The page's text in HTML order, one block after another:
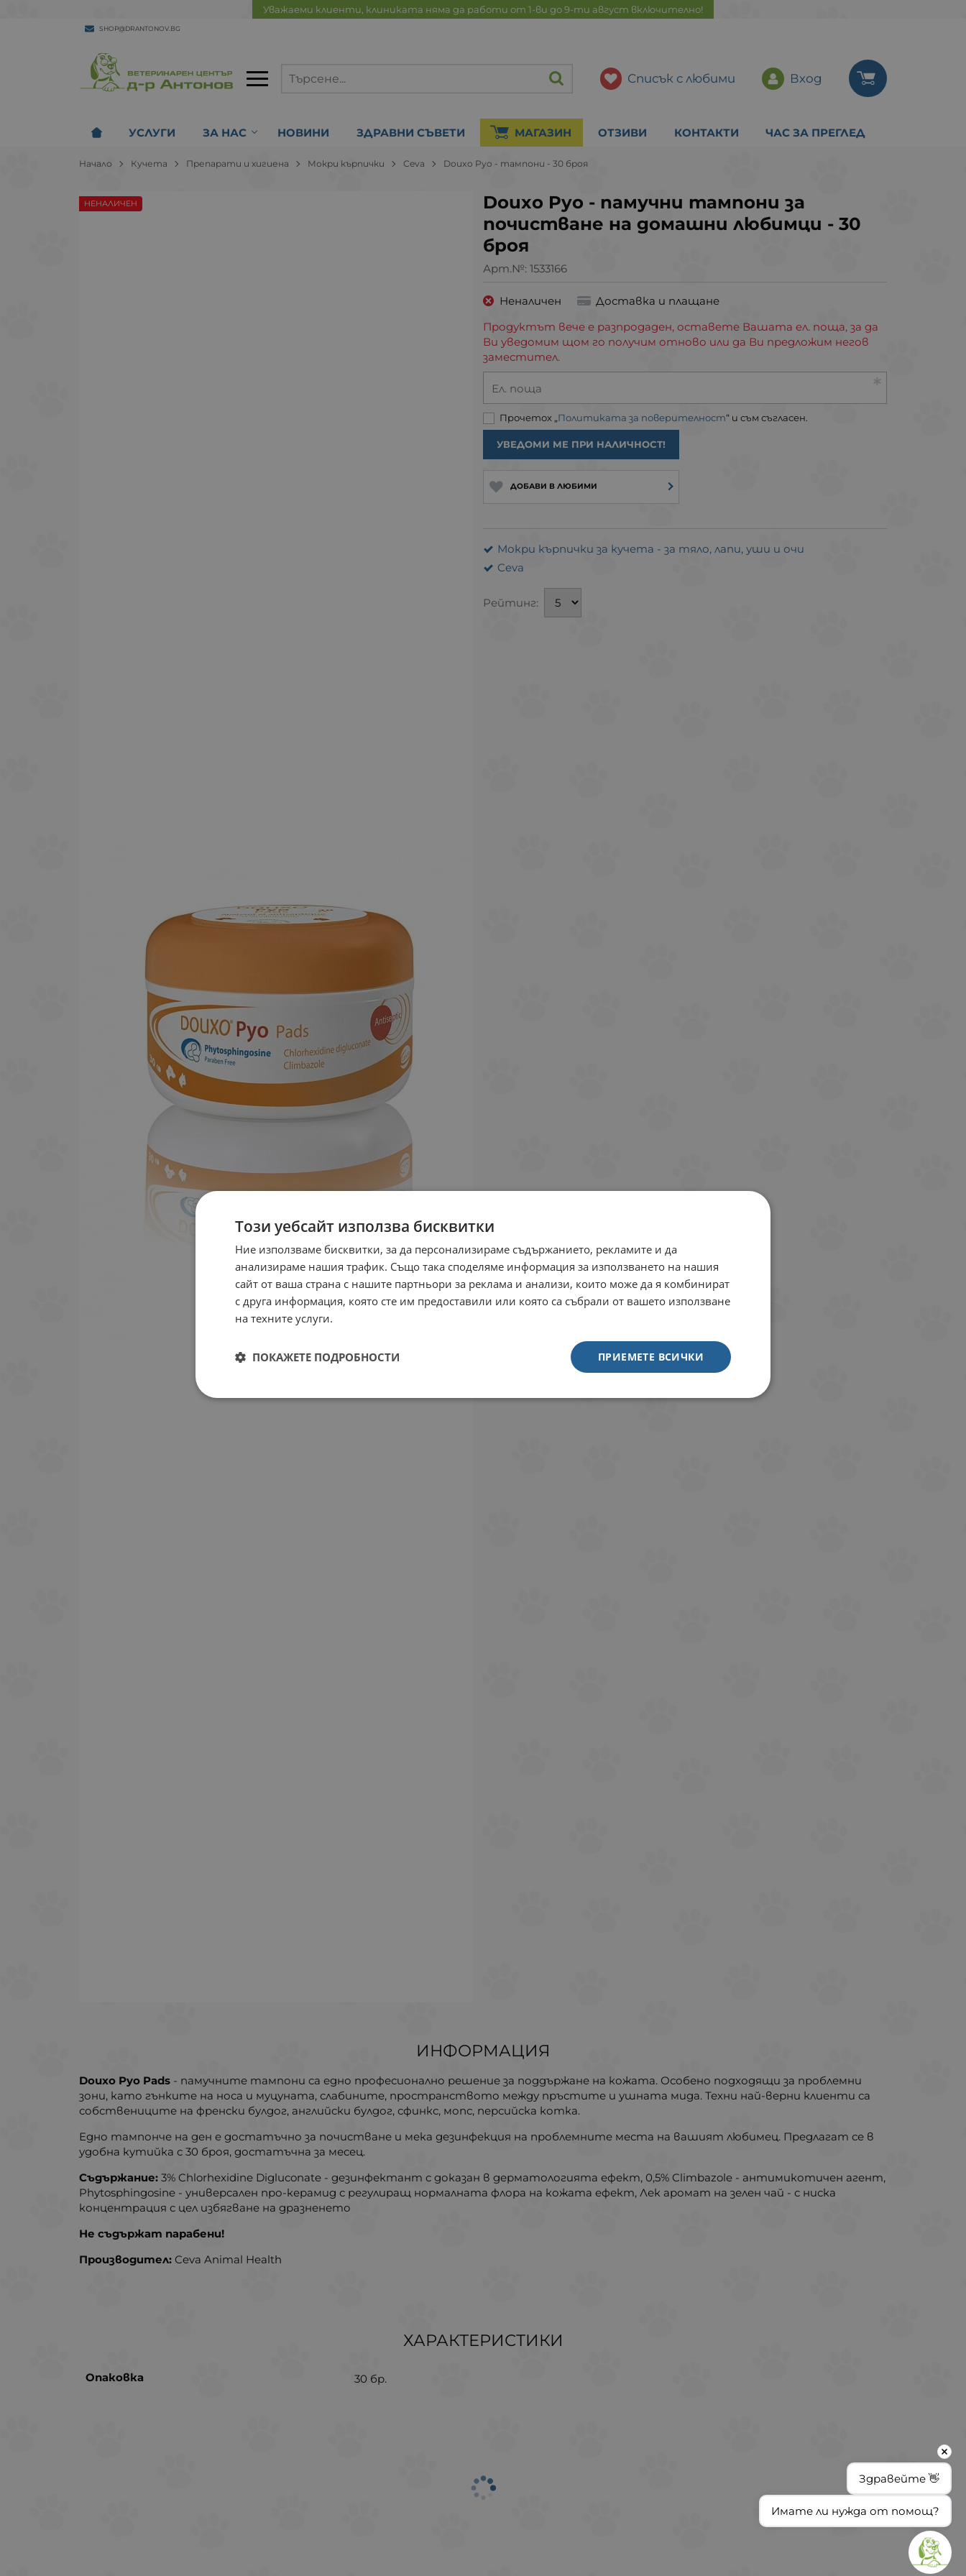
Уважаеми клиенти, клиниката няма да работи от 1-ви до 9-ти август включително!
SHOP@DRANTONOV.BG
Списък с любими Вход
УСЛУГИ ЗА НАС НОВИНИ ЗДРАВНИ СЪВЕТИ МАГАЗИН ОТЗИВИ КОНТАКТИ ЧАС ЗА ПРЕГЛЕД
Начало Кучета Препарати и хигиена Мокри кърпички Ceva Douxo Pyo - тампони - 30 броя
Douxo Pyo - памучни тампони за
почистване на домашни любимци - 30
броя
Арт.№: 1533166
НЕНАЛИЧЕН
Неналичен
Доставка и плащане
Продуктът вече е разпродаден, оставете Вашата ел. поща, за да
Ви уведомим щом го получим отново или да Ви предложим негов
заместител.
Ел. поща
Прочетох „Политиката за поверителност“ и съм съгласен.
УВЕДОМИ МЕ ПРИ НАЛИЧНОСТ!
ДОБАВИ В ЛЮБИМИ
Мокри кърпички за кучета - за тяло, лапи, уши и очи
Ceva
Рейтинг:
ИНФОРМАЦИЯ
Douxo Pyo Pads - памучните тампони са едно професионално решение за поддържане на кожата. Особено подходящи за проблемни
зони, като гънките на носа и муцуната, слабините, пространството между пръстите и ушната мида. Техни най-верни клиенти са
собствениците на френски булдог, английски булдог, сфинкс, мопс, персийска котка.
Едно тампонче на ден е достатъчно за почистване и мека дезинфекция на проблемните места на вашият любимец. Предлагат се в
удобна кутийка с 30 броя, достатъчна за месец.
Съдържание:3% Chlorhexidine Digluconate - дезинфектант с доказан в дерматологията ефект, 0,5% Climbazole - антимикотичен агент,
Phytosphingosine - универсален про-керамид с регулиращ нормалната флора на кожата ефект, Лек аромат на зелен чай - с ниска
концентрация с цел избягване на дразненето
Не съдържат парабени!
Производител: Ceva Animal Health
ХАРАКТЕРИСТИКИ
Опаковка 30 бр.
Здравейте 👋
Имате ли нужда от помощ?
Този уебсайт използва бисквитки
Ние използваме бисквитки, за да персонализираме съдържанието, рекламите и да
анализираме нашия трафик. Също така споделяме информация за използването на нашия
сайт от ваша страна с нашите партньори за реклама и анализи, които може да я комбинират
с друга информация, която сте им предоставили или която са събрали от вашето използване
на техните услуги.
ПРИЕМЕТЕ ВСИЧКИ
ПОКАЖЕТЕ ПОДРОБНОСТИ